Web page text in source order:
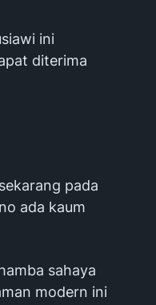
ini
diterima
pada
ada kaum
sahaya
modern ini